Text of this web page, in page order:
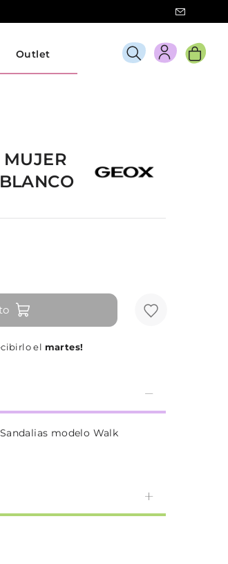
Outlet
MUJER
BLANCO
el martes!
modelo Walk